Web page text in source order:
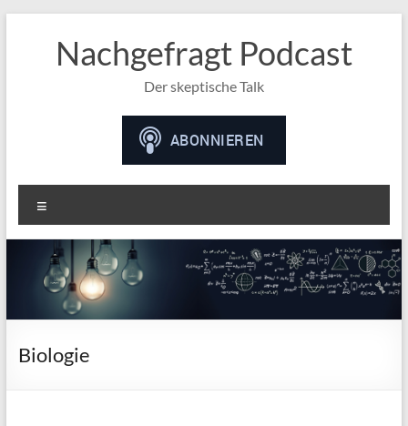
Nachgefragt Podcast
Der skeptische Talk
Biologie